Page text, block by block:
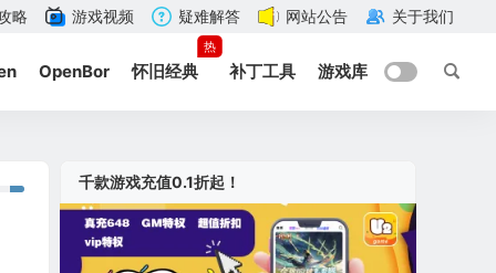
略 游戏视频 疑难解答 网站公告 关于我们
OpenBor 怀旧经典
热
补丁工具 游戏库
千款游戏充值0.1折起！